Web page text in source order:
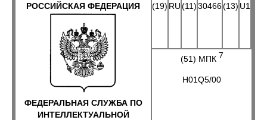
РОССИЙСКАЯ ФЕДЕРАЦИЯ
ФЕДЕРАЛЬНАЯ СЛУЖБА ПО
ИНТЕЛЛЕКТУАЛЬНОЙ
(19) RU(11)30466(13) U1
(51) МПК 7
H01Q5/00